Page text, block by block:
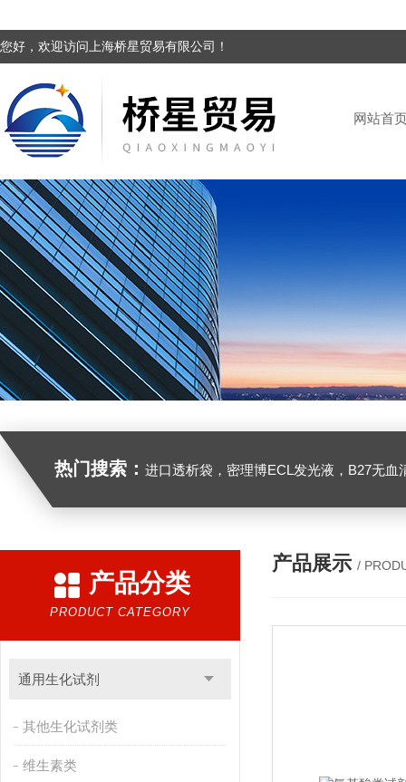
您好，欢迎访问上海桥星贸易有限公司！
网站首
热门搜索： 进口透析袋，密理博ECL发光液，B27无血清培养基，N2培养基，紫外酶标板，Gibco胶原酶，
产品分类
PRODUCT CATEGORY
通用生化试剂
其他生化试剂类
维生素类
产品展示 /